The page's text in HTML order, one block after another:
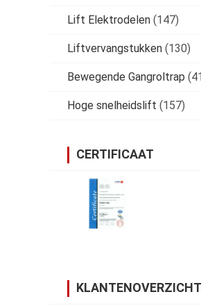
Lift Elektrodelen (147)
Liftvervangstukken (130)
Bewegende Gangroltrap
Hoge snelheidslift (157)
CERTIFICAAT